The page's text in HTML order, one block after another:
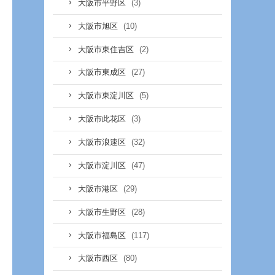
大阪市平野区 (3)
大阪市旭区 (10)
大阪市東住吉区 (2)
大阪市東成区 (27)
大阪市東淀川区 (5)
大阪市此花区 (3)
大阪市浪速区 (32)
大阪市淀川区 (47)
大阪市港区 (29)
大阪市生野区 (28)
大阪市福島区 (117)
大阪市西区 (80)